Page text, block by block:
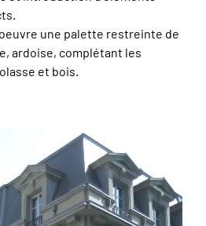
une palette restreinte de
ardoise, complétant les
et bois.